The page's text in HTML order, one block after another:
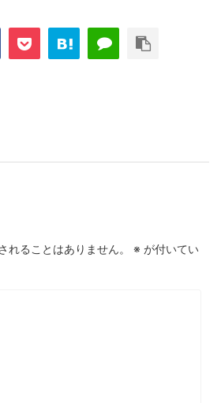
れることはありません。 ※ が付いてい